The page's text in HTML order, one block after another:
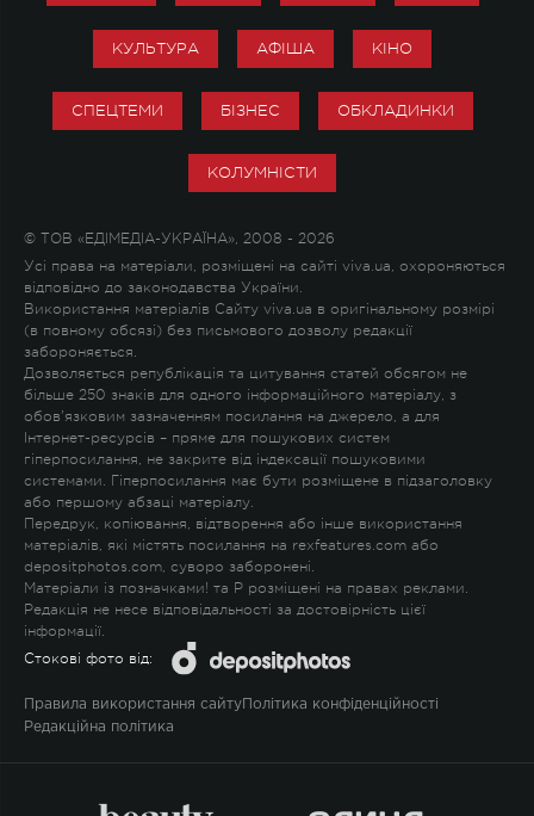
КУЛЬТУРА АФІША КІНО
СПЕЦТЕМИ БІЗНЕС ОБКЛАДИНКИ
КОЛУМНІСТИ
© ТОВ «ЕДІМЕДІА-УКРАЇНА», 2008 - 2026
Усі права на матеріали, розміщені на сайті viva.ua, охороняються
відповідно до законодавства України.
Використання матеріалів Сайту viva.ua в оригінальному розмірі
(в повному обсязі) без письмового дозволу редакції
забороняється.
Дозволяється републікація та цитування статей обсягом не
більше 250 знаків для одного інформаційного матеріалу, з
обов'язковим зазначенням посилання на джерело, а для
Інтернет-ресурсів – пряме для пошукових систем
гіперпосилання, не закрите від індексації пошуковими
системами. Гіперпосилання має бути розміщене в підзаголовку
або першому абзаці матеріалу.
Передрук, копіювання, відтворення або інше використання
матеріалів, які містять посилання на rexfeatures.com або
depositphotos.com, суворо заборонені.
Матеріали із позначками! та P розміщені на правах реклами.
Редакція не несе відповідальності за достовірність цієї
інформації.
Стокові фото від:
Правила використання сайту Політика конфіденційності
Редакційна політика